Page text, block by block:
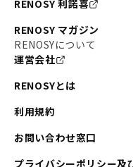
RENOSY 利諾喜
RENOSY マガジン
RENOSYについて
運営会社
RENOSYとは
利用規約
お問い合わせ窓口
プライバシーポリシー及